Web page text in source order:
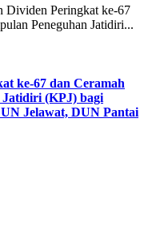
Dividen Peringkat ke-67
Peneguhan Jatidiri...
ke-67 dan Ceramah
Jatidiri (KPJ) bagi
Jelawat, DUN Pantai